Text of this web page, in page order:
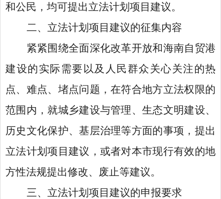
和公民，均可提出立法计划项目建议。
二、立法计划项目建议的征集内容
紧紧围绕全面深化改革开放和海南自贸港
建设的实际需要以及人民群众关心关注的热
点、难点、堵点问题，在符合地方立法权限的
范围内，就城乡建设与管理、生态文明建设、
历史文化保护、基层治理等方面的事项，提出
立法计划项目建议，或者对本市现行有效的地
方性法规提出修改、废止等建议。
三、立法计划项目建议的申报要求